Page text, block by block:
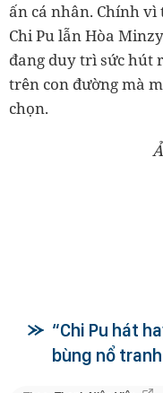
ấn cá nhân. Chính vì
Chi Pu lẫn Hòa
đang duy trì sức hút
trên con đường mà
chọn.
“Chi Pu hát
bùng nổ